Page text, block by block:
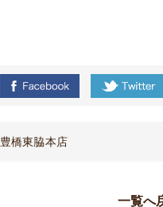
豊橋東脇本店
一覧へ